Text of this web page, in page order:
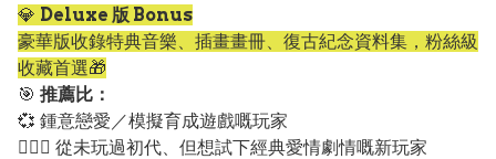
💎 Deluxe 版 Bonus
豪華版收錄特典音樂、插畫畫冊、復古紀念資料集，粉絲級
收藏首選🎁
🎯 推薦比：
💞 鍾意戀愛／模擬育成遊戲嘅玩家
👩‍❤️‍👨 從未玩過初代、但想試下經典愛情劇情嘅新玩家